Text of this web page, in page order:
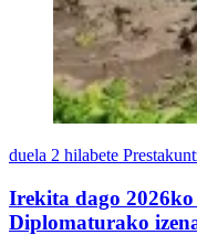
duela 2 hilabete
Irekita dago
Diplomaturako